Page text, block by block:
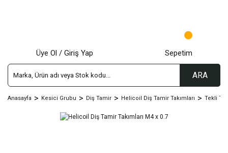
ARA
Üye Ol / Giriş Yap Sepetim
Anasayfa Kesici Grubu Diş Tamir Helicoil Diş Tamir Takımları Tekli